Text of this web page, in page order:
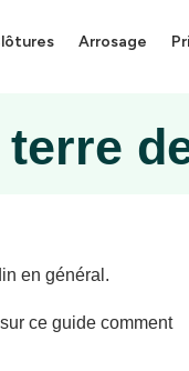
Arrosage
en général.
ce guide comment